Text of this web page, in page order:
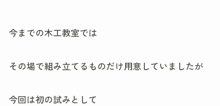
今までの木工教室では
その場で組み立てるものだけ用意していましたが
今回は初の試みとして